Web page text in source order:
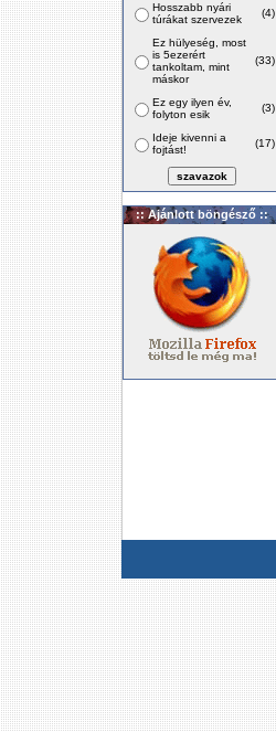
Hosszabb nyári
túrákat szervezek
(4)
Ez hülyeség, most
is 5ezerért
tankoltam, mint
máskor
(33)
Ez egy ilyen év,
folyton esik
(3)
Ideje kivenni a
fojtást!
(17)
:: Ajánlott böngésző ::